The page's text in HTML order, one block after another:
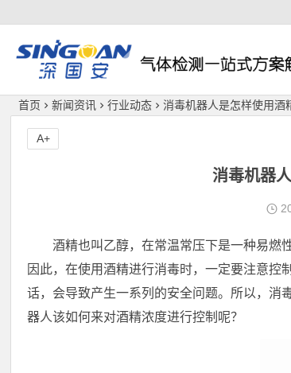
深国安
首页 新闻资讯 行业动态 消毒机器人是怎样使用酒
消毒机器
酒精也叫乙醇，在常温常压下是一种易燃
因此，在使用酒精进行消毒时，一定要注意控
话，会导致产生一系列的安全问题。所以，消
器人该如何来对酒精浓度进行控制呢？
A+